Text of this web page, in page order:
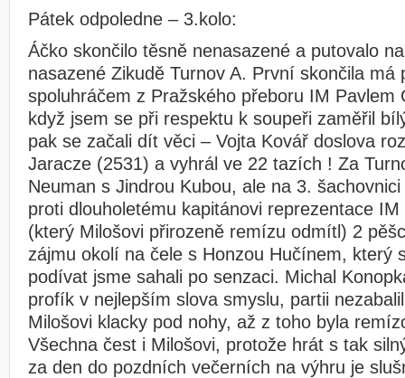
Pátek odpoledne – 3.kolo:
Áčko skončilo těsně nenasazené a putovalo
nasazené Zikudě Turnov A. První skončila má
spoluhráčem z Pražského přeboru IM Pavlem
když jsem se při respektu k soupeři zaměřil
pak se začali dít věci – Vojta Kovář doslova
Jaracze (2531) a vyhrál ve 22 tazích ! Za
Neuman s Jindrou Kubou, ale na 3.
proti dlouholetému kapitánovi reprezentace
(který Milošovi přirozeně remízu odmítl) 2
zájmu okolí na čele s Honzou Hučínem, který
podívat jsme sahali po senzaci. Michal
profík v nejlepším slova smyslu, partii
Milošovi klacky pod nohy, až z toho byla
Všechna čest i Milošovi, protože hrát s tak
za den do pozdních večerních na výhru je